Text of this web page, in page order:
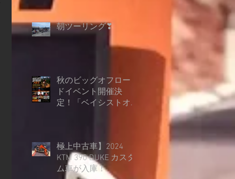
朝ツーリング❣
秋のビッグオフロー
ドイベント開催決
定！「ベイシストオ
極上中古車】2024
KTM 390 DUKE カスタ
ム車が入庫！